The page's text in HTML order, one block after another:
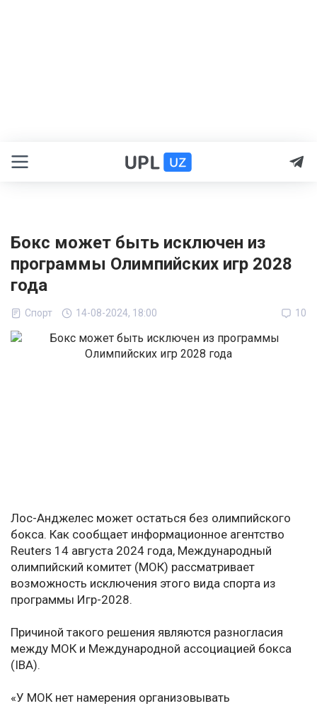
Бокс может быть исключен из
программы Олимпийских игр 2028
года
Спорт 14-08-2024, 18:00 10
Лос-Анджелес может остаться без олимпийского
бокса. Как сообщает информационное агентство
Reuters 14 августа 2024 года, Международный
олимпийский комитет (МОК) рассматривает
возможность исключения этого вида спорта из
программы Игр-2028.
Причиной такого решения являются разногласия
между МОК и Международной ассоциацией бокса
(IBA).
«У МОК нет намерения организовывать